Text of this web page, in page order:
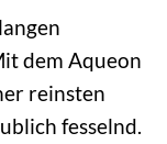
dem Aqueon
reinsten
fesselnd.